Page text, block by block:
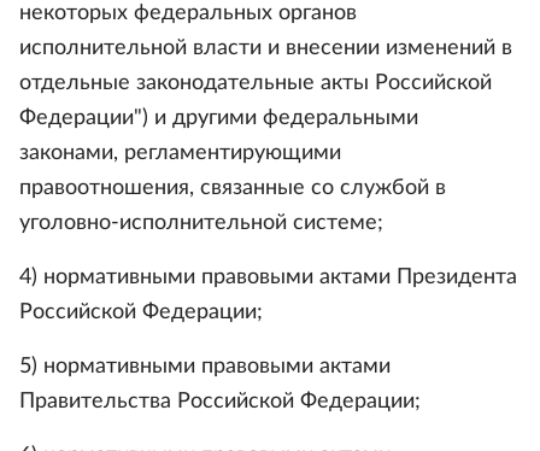
некоторых федеральных органов
исполнительной власти и внесении изменений в
отдельные законодательные акты Российской
Федерации") и другими федеральными
законами, регламентирующими
правоотношения, связанные со службой в
уголовно-исполнительной системе;
4) нормативными правовыми актами Президента
Российской Федерации;
5) нормативными правовыми актами
Правительства Российской Федерации;